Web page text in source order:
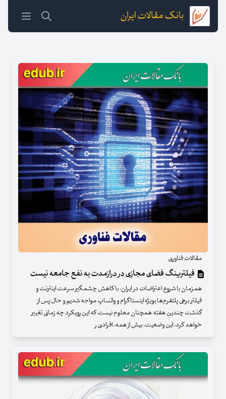
بانک مقالات ایران
مقالات فناوری
فیلترینگ فضای مجازی در درازمدت به نفع جامعه نیست
همزمان با شروع اعتراضات در ایران، با کاهش چشمگیر سرعت اینترنت و
فیلتر برخی پلتفرم‌ها بویژه اینستاگرام و واتسا‌پ مواجه شدیم و حال پس از
گذشت چندین هفته همچنان معلوم نیست که این رویکرد چه زمانی تغییر
خواهد کرد. این وضعیت، بیش از همه، افرادی ر